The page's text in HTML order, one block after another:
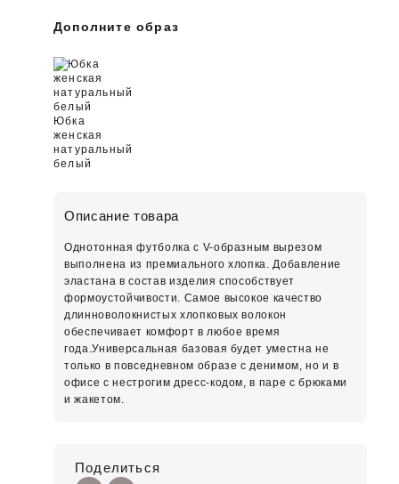
Дополните образ
Юбка
женская
натуральный
белый
Описание товара
Однотонная футболка с V-образным вырезом
выполнена из премиального хлопка. Добавление
эластана в состав изделия способствует
формоустойчивости. Самое высокое качество
длинноволокнистых хлопковых волокон
обеспечивает комфорт в любое время
года.Универсальная базовая будет уместна не
только в повседневном образе с денимом, но и в
офисе с нестрогим дресс-кодом, в паре с брюками
и жакетом.
Поделиться